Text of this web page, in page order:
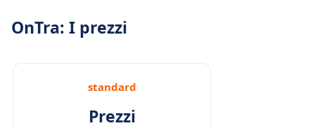
OnTra: I prezzi
standard
Prezzi